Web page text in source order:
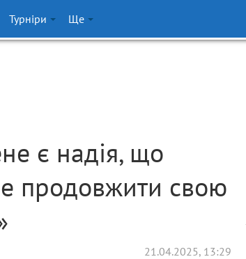
Турніри Ще
є надія, що
продовжити свою
21.04.2025, 13:29